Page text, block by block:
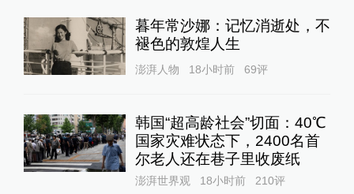
暮年常沙娜：记忆消逝处，不
褪色的敦煌人生
澎湃人物 18小时前 69评
韩国“超高龄社会”切面：40℃
国家灾难状态下，2400名首
尔老人还在巷子里收废纸
澎湃世界观 18小时前 210评